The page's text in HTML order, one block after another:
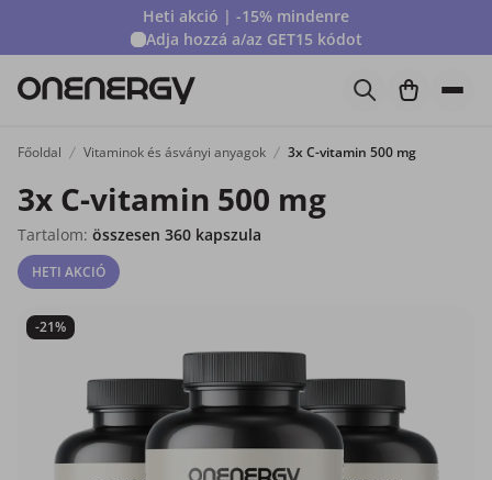
Heti akció | -15% mindenre
Adja hozzá a/az GET15 kódot
Főoldal Vitaminok és ásványi anyagok 3x C-vitamin 500 mg
3x C-vitamin 500 mg
Tartalom: összesen 360 kapszula
HETI AKCIÓ
-21%